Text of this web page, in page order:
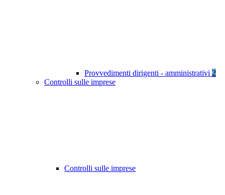
Provvedimenti dirigenti - amministrativi 2
Controlli sulle imprese
Controlli sulle imprese